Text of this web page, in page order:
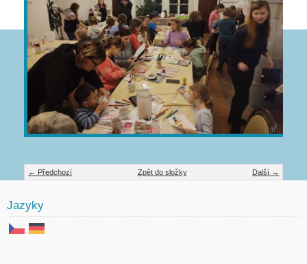
← Předchozí Další →
Zpět do složky
Jazyky